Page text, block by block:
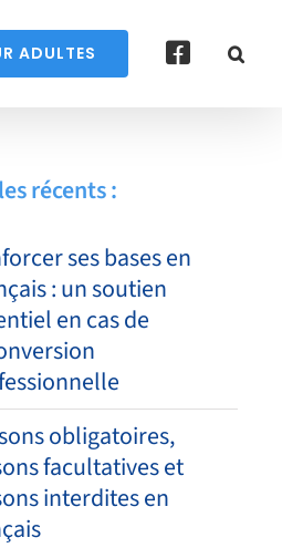
ADULTES
récents :
ses bases en
: un soutien
en cas de
obligatoires,
facultatives et
interdites en